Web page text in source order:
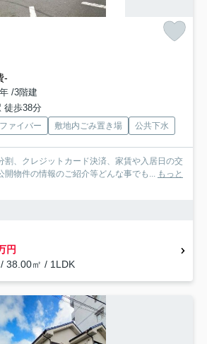
-
/3階建
徒歩38分
ァイバー 敷地内ごみ置き場 公共下水
割、クレジットカード決済、家賃や入居日の交
開物件の情報のご紹介等どんな事でも... もっと
円
38.00㎡ / 1LDK